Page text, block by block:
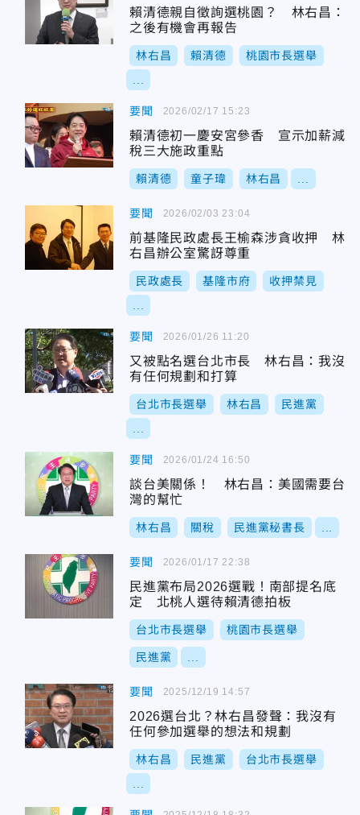
賴清德親自徵詢選桃園？ 林右昌：
之後有機會再報告
林右昌 賴清德 桃園市長選舉
要聞
賴清德初一慶安宮參香 宣示加薪減
稅三大施政重點
賴清德 童子瑋 林右昌
2026/02/17 15:23
要聞
前基隆民政處長王榆森涉貪收押 林
右昌辦公室驚訝尊重
民政處長 基隆市府 收押禁見
2026/02/03 23:04
要聞
又被點名選台北市長 林右昌：我沒
有任何規劃和打算
台北市長選舉 林右昌 民進黨
2026/01/26 11:20
要聞
談台美關係！ 林右昌：美國需要台
灣的幫忙
林右昌 關稅 民進黨秘書長
2026/01/24 16:50
要聞
民進黨布局2026選戰！南部提名底
定 北桃人選待賴清德拍板
台北市長選舉 桃園市長選舉
民進黨
2026/01/17 22:38
要聞
2026選台北？林右昌發聲：我沒有
任何參加選舉的想法和規劃
林右昌 民進黨 台北市長選舉
2025/12/19 14:57